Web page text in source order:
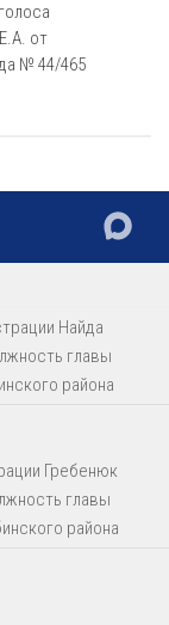
от
№ 44/465
Найда
главы
района
Гребенюк
главы
района